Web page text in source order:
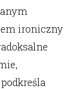
ironiczny